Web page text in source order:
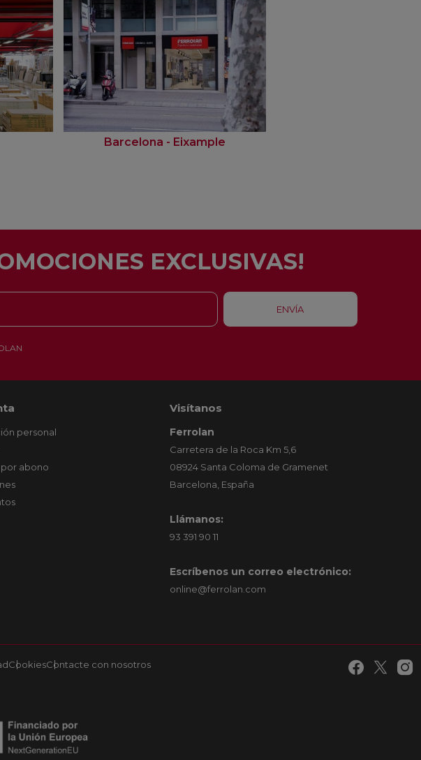
Barcelona - Eixample
EXCLUSIVAS!
personal
por abono
Visítanos
Ferrolan
Carretera de la Roca Km 5,6
08924 Santa Coloma de Gramenet
Barcelona, España
Llámanos:
93 391 90 11
Escríbenos un correo electrónico:
online@ferrolan.com
CookiesContacte con nosotros